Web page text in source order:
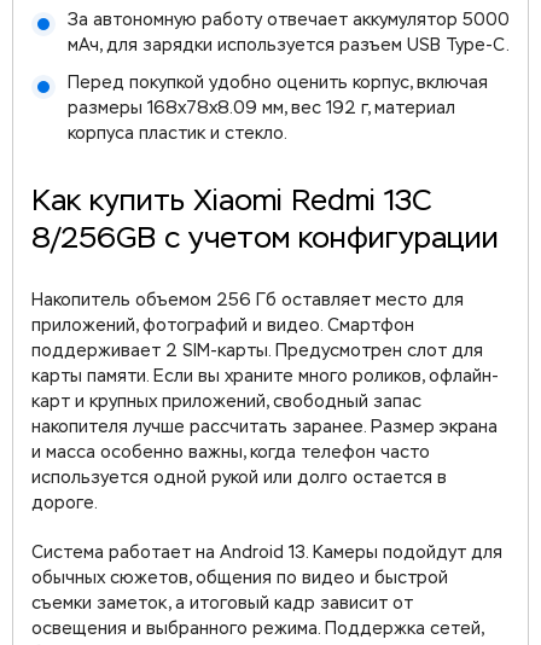
За автономную работу отвечает аккумулятор 5000
мАч, для зарядки используется разъем USB Type-C.
Перед покупкой удобно оценить корпус, включая
размеры 168x78x8.09 мм, вес 192 г, материал
корпуса пластик и стекло.
Как купить Xiaomi Redmi 13C
8/256GB с учетом конфигурации
Накопитель объемом 256 Гб оставляет место для
приложений, фотографий и видео. Смартфон
поддерживает 2 SIM-карты. Предусмотрен слот для
карты памяти. Если вы храните много роликов, офлайн-
карт и крупных приложений, свободный запас
накопителя лучше рассчитать заранее. Размер экрана
и масса особенно важны, когда телефон часто
используется одной рукой или долго остается в
дороге.
Система работает на Android 13. Камеры подойдут для
обычных сюжетов, общения по видео и быстрой
съемки заметок, а итоговый кадр зависит от
освещения и выбранного режима. Поддержка сетей,